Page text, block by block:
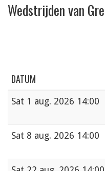
Wedstrijden van
DATUM
Sat 1 aug. 2026 14:00
Sat 8 aug. 2026 14:00